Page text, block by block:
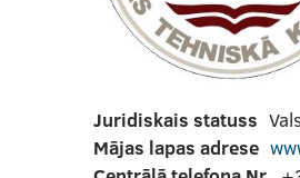
Juridiskais statuss
Mājas lapas adrese